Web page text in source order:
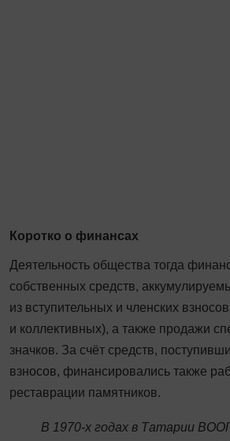
Коротко о финансах
Деятельность общества то­гда
собственных средств,
из вступительных и членских
и коллективных), а также продажи
значков. За счёт средств,
взносов, финансировались также
реставрации памятников.
В 1970-х годах в Татарии